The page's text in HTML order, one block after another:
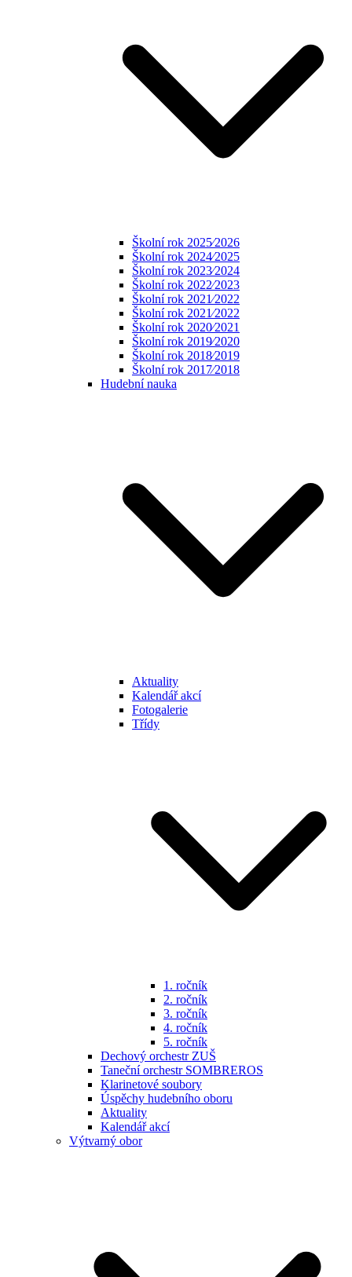
Školní rok 2025⁄2026
Školní rok 2024⁄2025
Školní rok 2023⁄2024
Školní rok 2022⁄2023
Školní rok 2021⁄2022
Školní rok 2021⁄2022
Školní rok 2020⁄2021
Školní rok 2019⁄2020
Školní rok 2018⁄2019
Školní rok 2017⁄2018
Hudební nauka
Aktuality
Kalendář akcí
Fotogalerie
Třídy
1. ročník
2. ročník
3. ročník
4. ročník
5. ročník
Dechový orchestr ZUŠ
Taneční orchestr SOMBREROS
Klarinetové soubory
Úspěchy hudebního oboru
Aktuality
Kalendář akcí
Výtvarný obor